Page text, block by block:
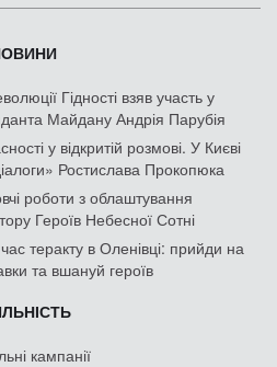
Гідності взяв участь у
Майдану Андрія Парубія
у відкритій розмові. У Києві
Ростислава Прокопюка
роботи з облаштування
Героїв Небесної Сотні
теракту в Оленівці: прийди на
та вшануй героїв
кампанії